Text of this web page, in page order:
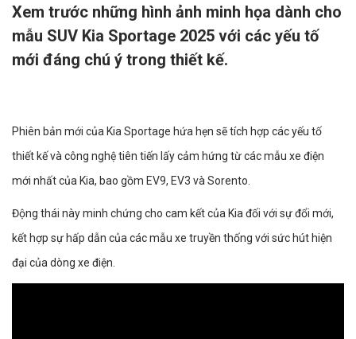
Xem trước những hình ảnh minh họa dành cho
mẫu SUV Kia Sportage 2025 với các yếu tố
mới đáng chú ý trong thiết kế.
Phiên bản mới của Kia Sportage hứa hẹn sẽ tích hợp các yếu tố
thiết kế và công nghệ tiên tiến lấy cảm hứng từ các mẫu xe điện
mới nhất của Kia, bao gồm EV9, EV3 và Sorento.
Động thái này minh chứng cho cam kết của Kia đối với sự đổi mới,
kết hợp sự hấp dẫn của các mẫu xe truyền thống với sức hút hiện
đại của dòng xe điện.